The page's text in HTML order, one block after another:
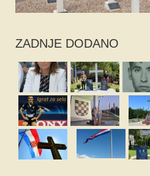
ZADNJE DODANO